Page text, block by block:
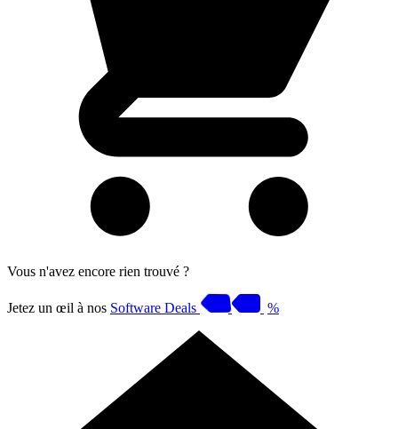
Vous n'avez encore rien trouvé ?
Jetez un œil à nos Software Deals %